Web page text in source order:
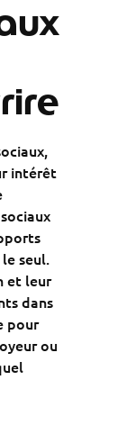
intérêt
seul.
et leur
dans
pour
ou